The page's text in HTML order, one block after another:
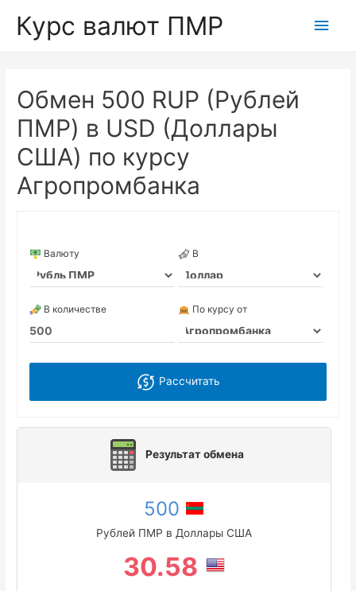
Курс валют ПМР
Обмен 500 RUP (Рублей
ПМР) в USD (Доллары
США) по курсу
Агропромбанка
Валюту В
В количестве По курсу от
Рассчитать
Результат обмена
500
Рублей ПМР в Доллары США
30.58